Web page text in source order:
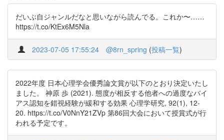
だいぶ自ジャンルだなと思いながら読んでる。これか〜……
https://t.co/KtEx6M5Nla
2023-07-05 17:55:24 @8rn_spring (投稿一覧)
2022年度 日本心理学会優秀論文賞が以下のとおり決定いたし
ました。 神原 歩 (2021). 態度が相反する他者への過度なバイ
アス認知を錯視経験が緩和する効果 心理学研究, 92(1), 12-
20. https://t.co/V0NnY21ZVp 第86回大会において授賞式が行
われる予定です。